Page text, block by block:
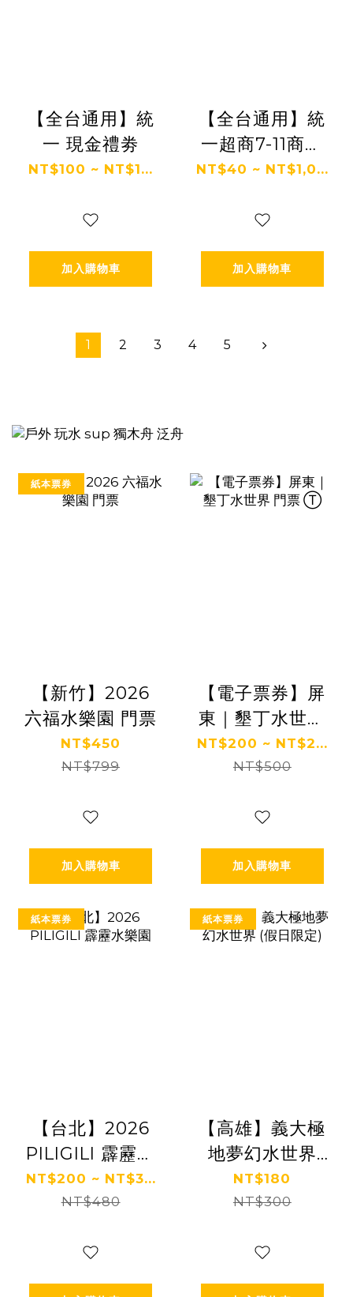
【全台通用】統
一 現金禮劵
NT$100 ~ NT$1...
加入購物車
【全台通用】統
一超商7-11商品
卡
NT$40 ~ NT$1,0...
加入購物車
1 2 3 4 5
紙本票券
【新竹】2026
六福水樂園 門票
NT$450
NT$799
加入購物車
【電子票券】屏
東｜墾丁水世界
門票 Ⓣ
NT$200 ~ NT$2...
NT$500
加入購物車
紙本票券
【台北】2026
PILIGILI 霹靂水
樂園
NT$200 ~ NT$3...
NT$480
紙本票券
【高雄】義大極
地夢幻水世界
(假日限定)
NT$180
NT$300